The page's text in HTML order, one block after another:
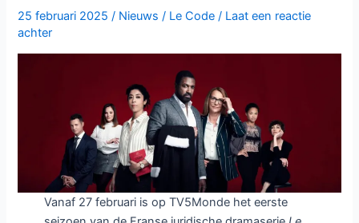
strijd
tussen
TV5Monde
25 februari 2025/ Nieuws / Le Code / Laat een reactie
achter
Vanaf 27 februari is op TV5Monde het eerste